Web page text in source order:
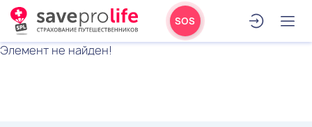
SOS
Элемент не найден!